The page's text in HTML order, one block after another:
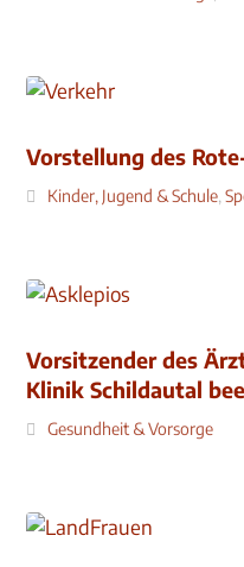
Vorstellung des
Kinder, Jugend & Schule,
Vorsitzender des
Klinik Schildautal
Gesundheit & Vorsorge